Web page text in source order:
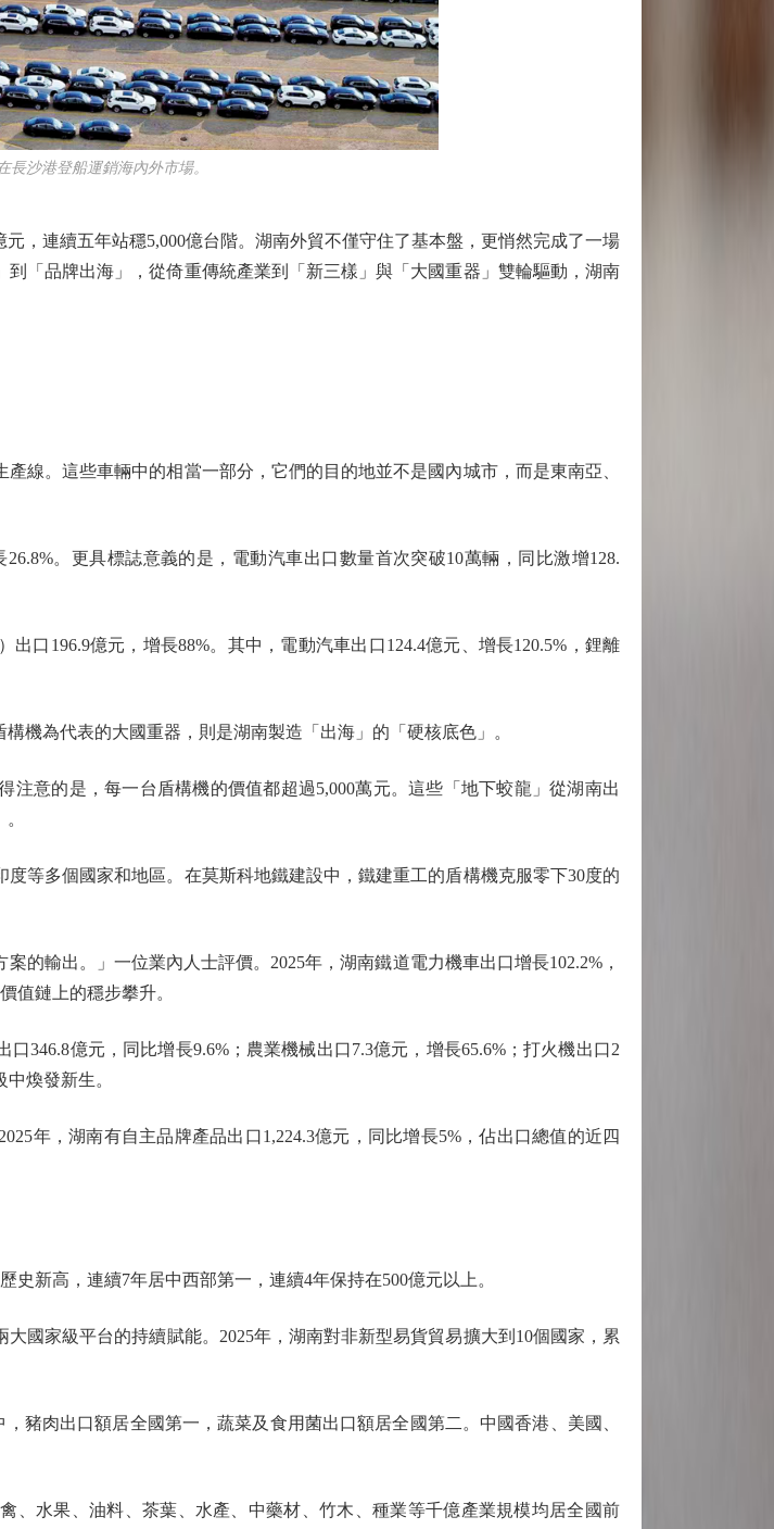
長沙港登船運銷海內外市場。
連續五年站穩5,000億台階。湖南外貿不僅守住了基本盤，更悄然完成了一場
「品牌出海」，從倚重傳統產業到「新三樣」與「大國重器」雙輪驅動，湖南
。這些車輛中的相當一部分，它們的目的地並不是國內城市，而是東南亞、
。更具標誌意義的是，電動汽車出口數量首次突破10萬輛，同比激增128.
196.9億元，增長88%。其中，電動汽車出口124.4億元、增長120.5%，鋰離
為代表的大國重器，則是湖南製造「出海」的「硬核底色」。
意的是，每一台盾構機的價值都超過5,000萬元。這些「地下蛟龍」從湖南出
多個國家和地區。在莫斯科地鐵建設中，鐵建重工的盾構機克服零下30度的
輸出。」一位業內人士評價。2025年，湖南鐵道電力機車出口增長102.2%，
值鏈上的穩步攀升。
億元，同比增長9.6%；農業機械出口7.3億元，增長65.6%；打火機出口2
煥發新生。
年，湖南有自主品牌產品出口1,224.3億元，同比增長5%，佔出口總值的近四
新高，連續7年居中西部第一，連續4年保持在500億元以上。
家級平台的持續賦能。2025年，湖南對非新型易貨貿易擴大到10個國家，累
肉出口額居全國第一，蔬菜及食用菌出口額居全國第二。中國香港、美國、
水果、油料、茶葉、水產、中藥材、竹木、種業等千億產業規模均居全國前